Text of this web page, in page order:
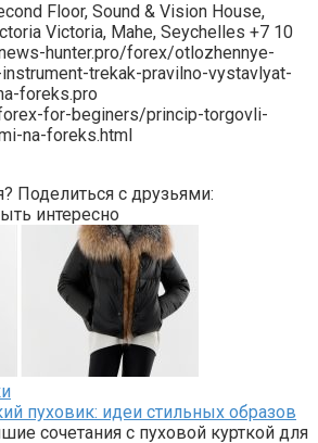
Floor, Sound & Vision House,
Victoria, Mahe, Seychelles +7 10
hunter.pro/forex/otlozhennye-
trekak-pravilno-vystavlyat-
foreks.pro
for-beginers/princip-torgovli-
na-foreks.html
Поделиться с друзьями:
интересно
пуховик: идеи стильных образов
сочетания с пуховой курткой для